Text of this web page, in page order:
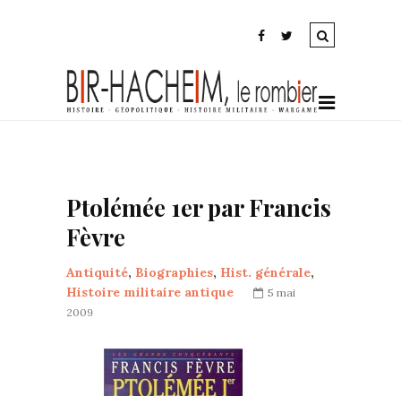
Ptolémée 1er par Francis
Fèvre
Antiquité, Biographies, Hist. générale,
Histoire militaire antique
5 mai
2009